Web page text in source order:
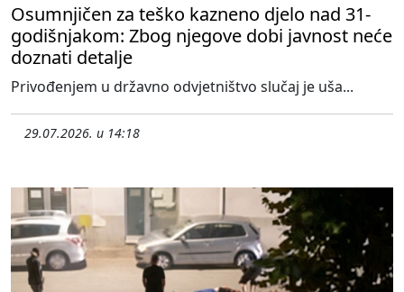
Osumnjičen za teško kazneno djelo nad 31-
godišnjakom: Zbog njegove dobi javnost neće
doznati detalje
Privođenjem u državno odvjetništvo slučaj je uša...
29.07.2026. u 14:18